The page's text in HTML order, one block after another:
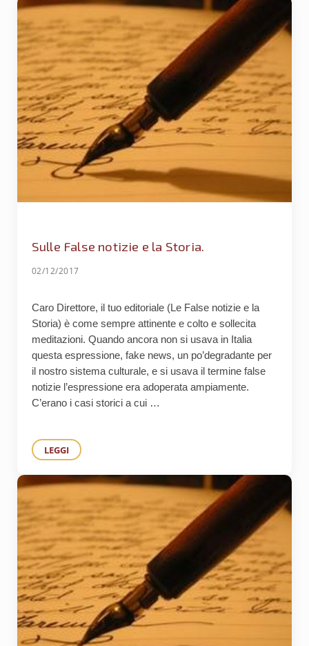
Sulle False notizie e la Storia.
02/12/2017
Caro Direttore, il tuo editoriale (Le False notizie e la
Storia) è come sempre attinente e colto e sollecita
meditazioni. Quando ancora non si usava in Italia
questa espressione, fake news, un po’degradante per
il nostro sistema culturale, e si usava il termine false
notizie l’espressione era adoperata ampiamente.
C’erano i casi storici a cui …
LEGGI
SULLE FALSE NOTIZIE E LA STORIA.